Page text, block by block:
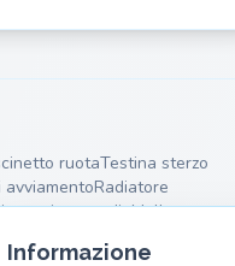
ruotaTestina sterzo
avviamentoRadiatore
intermedioMolle
Informazione